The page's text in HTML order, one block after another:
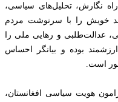
نگارش، تحلیل‌های سیاسی،
خویش را با سرنوشت مردم
عدالت‌طلبی و رهایی ملی را
بوده و بیانگر احساس
است.
هویت سیاسی افغانستان،